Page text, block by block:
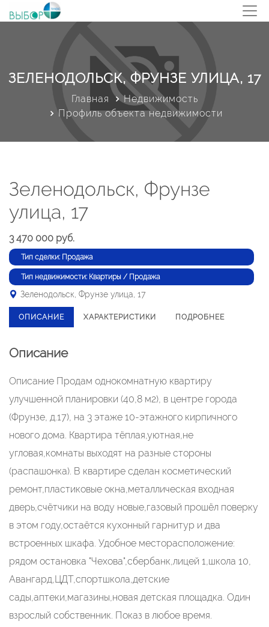
ЗЕЛЕНОДОЛЬСК, ФРУНЗЕ УЛИЦА, 17
Главная
Недвижимость
Профиль объекта недвижимости
Зеленодольск, Фрунзе
улица, 17
3 470 000 руб.
Тип сделки: Продажа
Тип недвижимости: Квартиры / Продажа
Зеленодольск, Фрунзе улица, 17
ОПИСАНИЕ ХАРАКТЕРИСТИКИ ПОДРОБНЕЕ
Описание
Описание Продам однокомнатную квартиру
улучшенной планировки (40,8 м2), в центре города
(Фрунзе, д.17), на 3 этаже 10-этажного кирпичного
нового дома. Квартира тёплая,уютная,не
угловая,комнаты выходят на разные стороны
(распашонка). В квартире сделан косметический
ремонт,пластиковые окна,металлическая входная
дверь,счётчики на воду новые,газовый прошёл поверку
в этом году,остаётся кухонный гарнитур и два
встроенных шкафа. Удобное месторасположение:
рядом остановка "Чехова",сбербанк,лицей 1,школа 10,
Авангард,ЦДТ,спортшкола,детские
сады,аптеки,магазины,новая детская площадка. Один
взрослый собственник. Показ в любое время.